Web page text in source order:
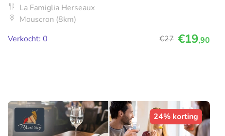
La Famiglia Herseaux
Mouscron (8km)
Verkocht: 0
€27 €19,90
24% korting